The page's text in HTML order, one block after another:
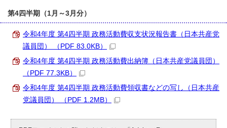
第4四半期（1月～3月分）
令和4年度 第4四半期 政務活動費収支状況報告書（日本共産党
議員団） （PDF 83.0KB）
令和4年度 第4四半期 政務活動費出納簿（日本共産党議員団）
（PDF 77.3KB）
令和4年度 第4四半期 政務活動費領収書などの写し（日本共産
党議員団） （PDF 1.2MB）